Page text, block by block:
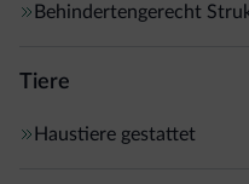
Behindertengerecht
Tiere
Haustiere gestattet